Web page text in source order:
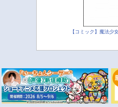
【コミック】魔法少